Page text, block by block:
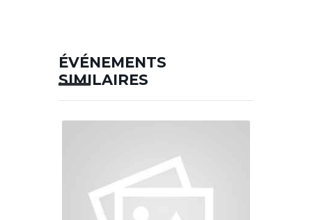
ÉVÉNEMENTS
SIMILAIRES